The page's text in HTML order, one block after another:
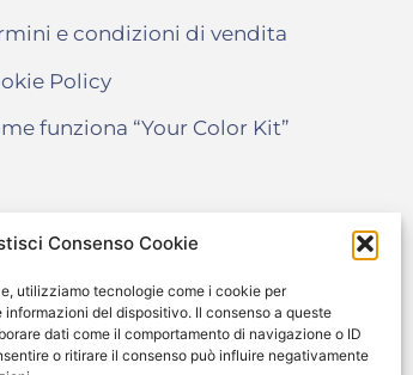
Consenso Cookie
utilizziamo tecnologie come i cookie per
del dispositivo. Il consenso a queste
dati come il comportamento di navigazione o ID
o ritirare il consenso può influire negativamente
e condizioni di vendita
Policy
funziona “Your Color Kit”